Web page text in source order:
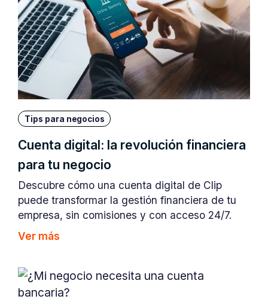
Tips para negocios
Cuenta digital: la revolución financiera
para tu negocio
Descubre cómo una cuenta digital de Clip
puede transformar la gestión financiera de tu
empresa, sin comisiones y con acceso 24/7.
Ver más